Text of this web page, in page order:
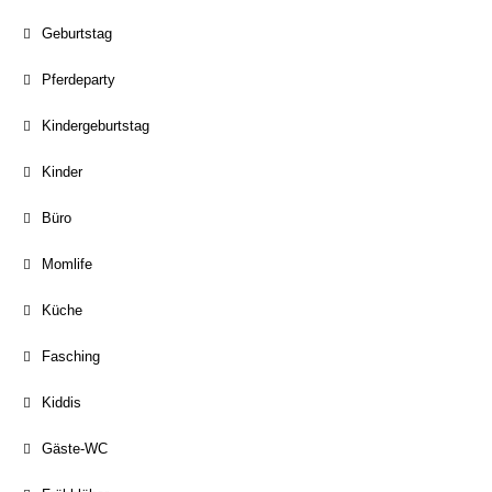
Geburtstag
Pferdeparty
Kindergeburtstag
Kinder
Büro
Momlife
Küche
Fasching
Kiddis
Gäste-WC